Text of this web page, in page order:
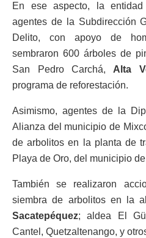
En ese aspecto, la
agentes de la Subdirección
Delito, con apoyo de
sembraron 600 árboles de
San Pedro Carchá, Alta
programa de reforestación.
Asimismo, agentes de la
Alianza del municipio de
de arbolitos en la planta de
Playa de Oro, del municipio de
También se realizaron
siembra de arbolitos en la
Sacatepéquez; aldea El
Cantel, Quetzaltenango, y